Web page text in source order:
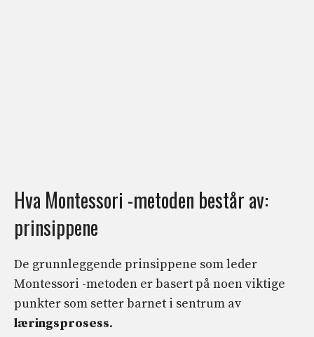
Hva Montessori -metoden består av:
prinsippene
De grunnleggende prinsippene som leder
Montessori -metoden er basert på noen viktige
punkter som setter barnet i sentrum av
læringsprosess.